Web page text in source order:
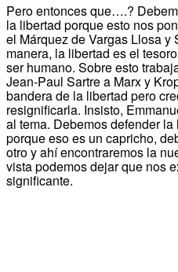
Pero entonces que….?
la libertad porque esto nos
el Márquez de Vargas Llosa
manera, la libertad es el
ser humano. Sobre esto
Jean-Paul Sartre a Marx y
bandera de la libertad pero
resignificarla. Insisto,
al tema. Debemos defender
porque eso es un capricho,
otro y ahí encontraremos la
vista podemos dejar que nos
significante.